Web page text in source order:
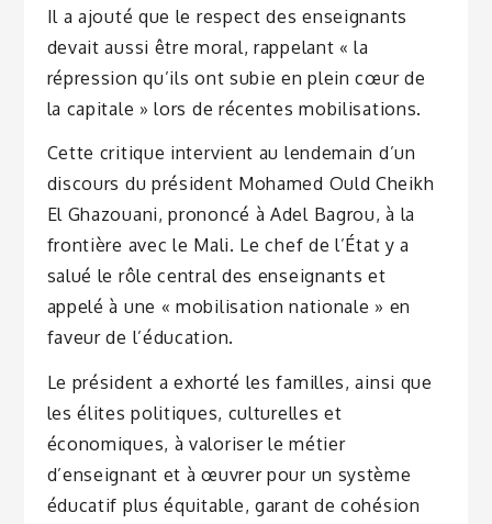
Il a ajouté que le respect des enseignants
devait aussi être moral, rappelant « la
répression qu’ils ont subie en plein cœur de
la capitale » lors de récentes mobilisations.
Cette critique intervient au lendemain d’un
discours du président Mohamed Ould Cheikh
El Ghazouani, prononcé à Adel Bagrou, à la
frontière avec le Mali. Le chef de l’État y a
salué le rôle central des enseignants et
appelé à une « mobilisation nationale » en
faveur de l’éducation.
Le président a exhorté les familles, ainsi que
les élites politiques, culturelles et
économiques, à valoriser le métier
d’enseignant et à œuvrer pour un système
éducatif plus équitable, garant de cohésion